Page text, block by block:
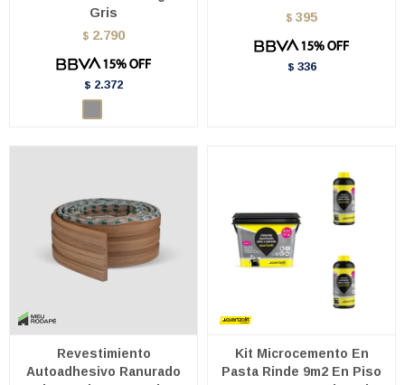
Gris
$ 2.790
$ 2.372
$ 395
$ 336
Revestimiento
Autoadhesivo Ranurado
Kit Microcemento En
Pasta Rinde 9m2 En Piso